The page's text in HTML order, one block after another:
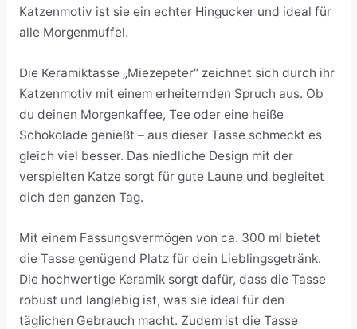
Katzenmotiv ist sie ein echter Hingucker und ideal für
alle Morgenmuffel.
Die Keramiktasse „Miezepeter“ zeichnet sich durch ihr
Katzenmotiv mit einem erheiternden Spruch aus. Ob
du deinen Morgenkaffee, Tee oder eine heiße
Schokolade genießt – aus dieser Tasse schmeckt es
gleich viel besser. Das niedliche Design mit der
verspielten Katze sorgt für gute Laune und begleitet
dich den ganzen Tag.
Mit einem Fassungsvermögen von ca. 300 ml bietet
die Tasse genügend Platz für dein Lieblingsgetränk.
Die hochwertige Keramik sorgt dafür, dass die Tasse
robust und langlebig ist, was sie ideal für den
täglichen Gebrauch macht. Zudem ist die Tasse